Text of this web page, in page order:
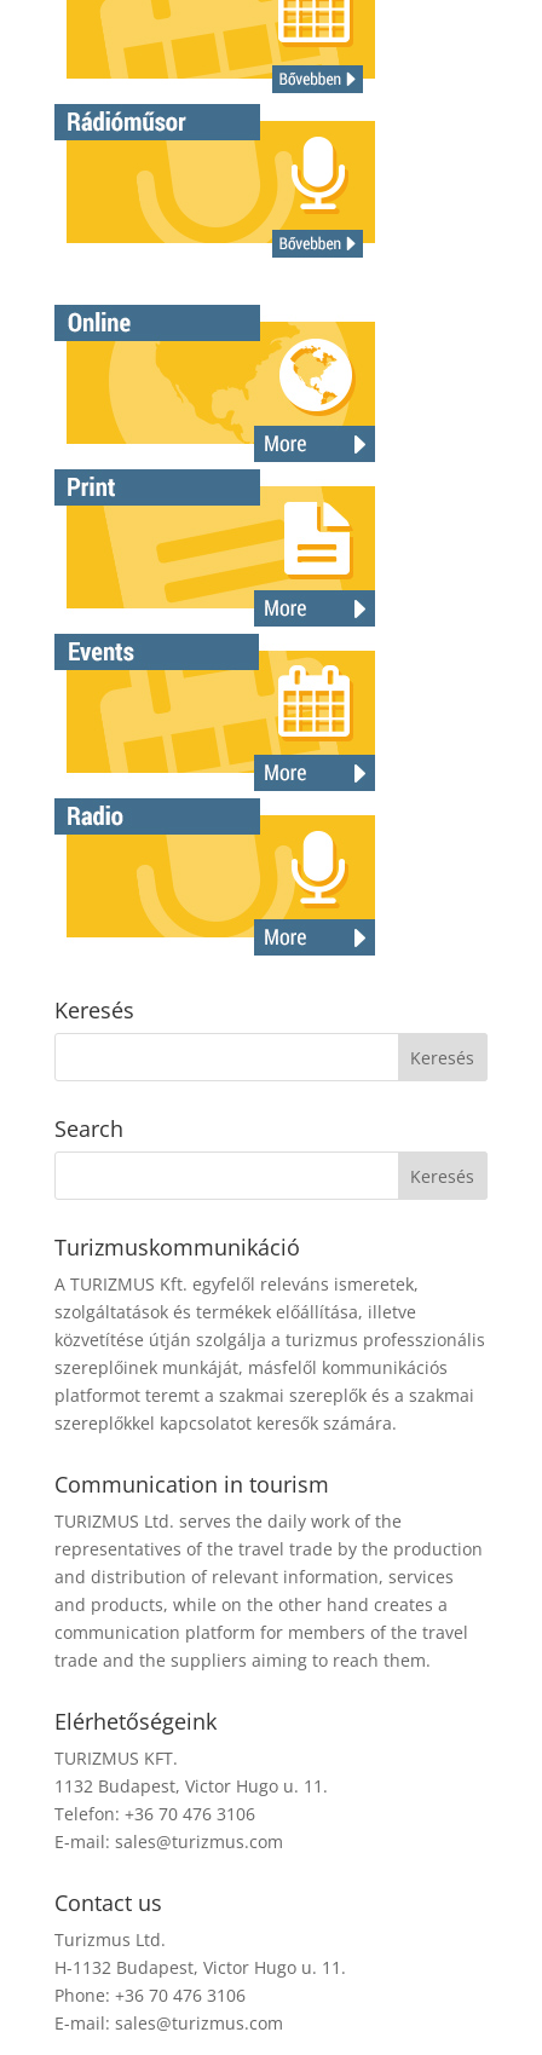
Keresés
Search
Turizmuskommunikáció
A TURIZMUS Kft. egyfelől releváns ismeretek,
szolgáltatások és termékek előállítása, illetve
közvetítése útján szolgálja a turizmus professzionális
szereplőinek munkáját, másfelől kommunikációs
platformot teremt a szakmai szereplők és a szakmai
szereplőkkel kapcsolatot keresők számára.
Communication in tourism
TURIZMUS Ltd. serves the daily work of the
representatives of the travel trade by the production
and distribution of relevant information, services
and products, while on the other hand creates a
communication platform for members of the travel
trade and the suppliers aiming to reach them.
Elérhetőségeink
TURIZMUS KFT.
1132 Budapest, Victor Hugo u. 11.
Telefon: +36 70 476 3106
E-mail: sales@turizmus.com
Contact us
Turizmus Ltd.
H-1132 Budapest, Victor Hugo u. 11.
Phone: +36 70 476 3106
E-mail: sales@turizmus.com